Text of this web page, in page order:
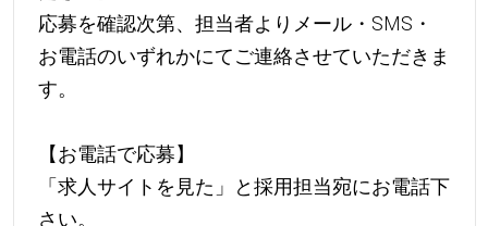
応募を確認次第、担当者よりメール・SMS・
お電話のいずれかにてご連絡させていただきま
す。
【お電話で応募】
「求人サイトを見た」と採用担当宛にお電話下
さい。